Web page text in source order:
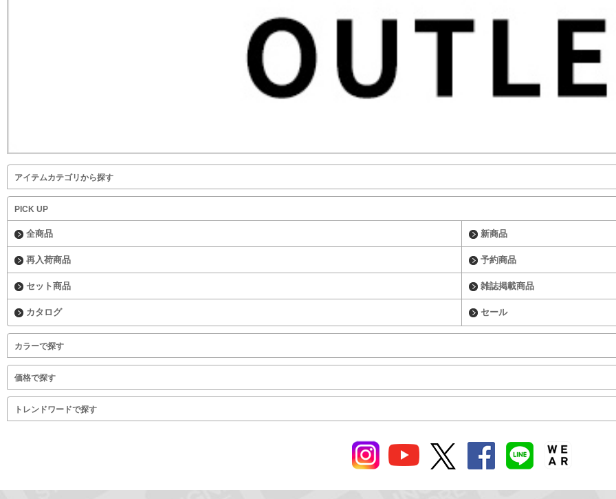
アイテムカテゴリから探す
PICK UP
全商品 新商品
再入荷商品 予約商品
セット商品 雑誌掲載商品
カタログ セール
カラーで探す
価格で探す
トレンドワードで探す